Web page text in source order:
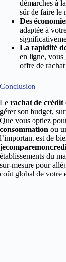
démarches à
sûr de faire le
Des
adaptée à
La rapidité
en ligne, vous
offre de
Conclusion
Le rachat de crédit
gérer son budget,
Que vous optiez
consommation ou
l’important est de
établissements du
sur-mesure pour
coût global de votre